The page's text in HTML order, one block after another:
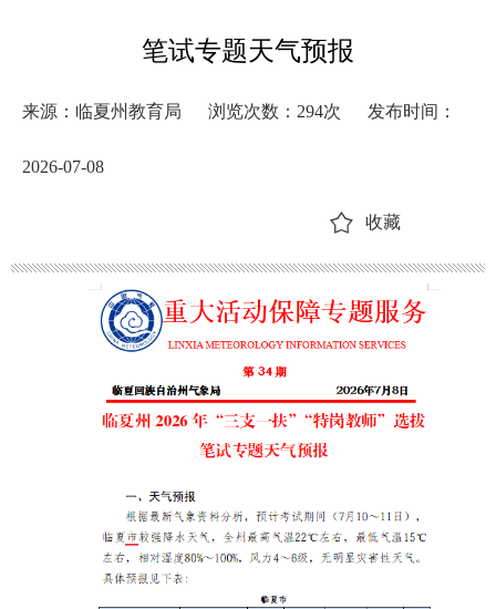
笔试专题天气预报
来源：临夏州教育局 浏览次数： 294次 发布时间：
2026-07-08
收藏